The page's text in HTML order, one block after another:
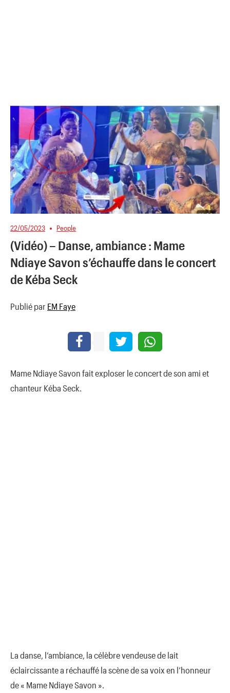
22/05/2023 People
(Vidéo) – Danse, ambiance : Mame
Ndiaye Savon s’échauffe dans le concert
de Kéba Seck
Publié par EM Faye
Mame Ndiaye Savon fait exploser le concert de son ami et
chanteur Kéba Seck.
La danse, l’ambiance, la célèbre vendeuse de lait
éclaircissante a réchauffé la scène de sa voix en l’honneur
de « Mame Ndiaye Savon ».